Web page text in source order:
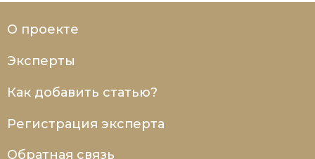
О проекте
Эксперты
Как добавить статью?
Регистрация эксперта
Обратная связь